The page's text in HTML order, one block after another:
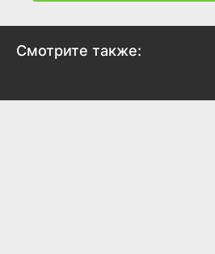
Смотрите также: